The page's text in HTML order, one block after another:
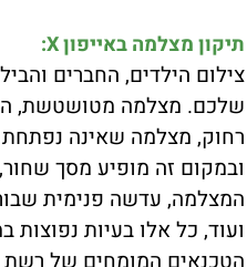
תיקון מצלמה באייפון X:
צילום הילדים, החברים
שלכם. מצלמה מטושטשת,
רחוק, מצלמה שאינה נפתחת
ובמקום זה מופיע מסך
המצלמה, עדשה פנימית